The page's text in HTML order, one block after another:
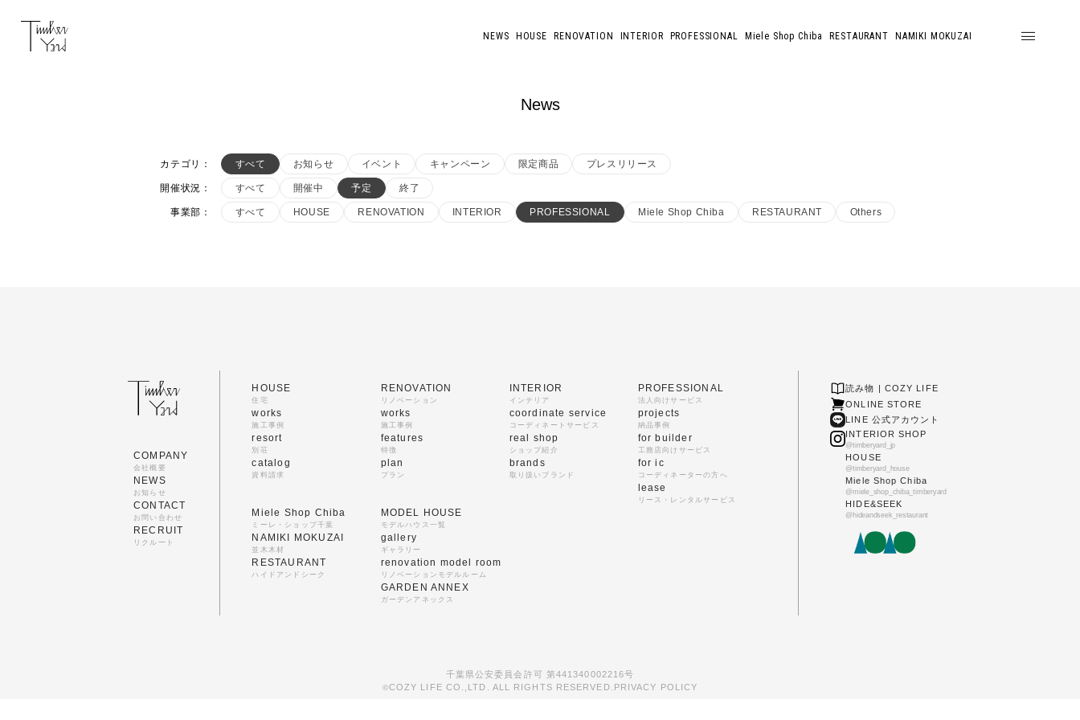
NEWS HOUSE RENOVATION INTERIOR PROFESSIONAL Miele Shop Chiba RESTAURANT NAMIKI MOKUZAI
News
カテゴリ ： すべて お知らせ イベント キャンペーン 限定商品 プレスリリース
開催状況 ： すべて 開催中 予定 終了
事業部 ： すべて HOUSE RENOVATION INTERIOR PROFESSIONAL Miele Shop Chiba RESTAURANT Others
COMPANY
会社概要
NEWS
お知らせ
CONTACT
お問い合わせ
RECRUIT
リクルート
HOUSE
住宅
works
施工事例
resort
別荘
catalog
資料請求
RENOVATION
リノベーション
works
施工事例
features
特徴
plan
プラン
INTERIOR
インテリア
coordinate service
コーディネートサービス
real shop
ショップ紹介
brands
取り扱いブランド
PROFESSIONAL
法人向けサービス
projects
納品事例
for builder
工務店向けサービス
for ic
コーディネーターの方へ
lease
リース・レンタルサービス
Miele Shop Chiba
ミーレ・ショップ千葉
NAMIKI MOKUZAI
並木木材
RESTAURANT
ハイドアンドシーク
MODEL HOUSE
モデルハウス一覧
gallery
ギャラリー
renovation model room
リノベーションモデルルーム
GARDEN ANNEX
ガーデンアネックス
読み物 | COZY LIFE
ONLINE STORE
LINE 公式アカウント
INTERIOR SHOP
@timberyard_jp
HOUSE
@timberyard_house
Miele Shop Chiba
@miele_shop_chiba_timberyard
HIDE&SEEK
@hideandseek_restaurant
千葉県公安委員会許可 第441340002216号
©COZY LIFE CO.,LTD. ALL RIGHTS RESERVED. PRIVACY POLICY